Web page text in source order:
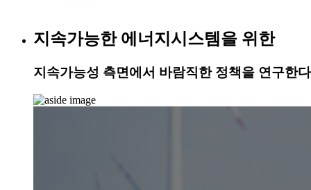
지속가능한 에너지시스템을 위한
지속가능성 측면에서 바람직한 정책을 연구한